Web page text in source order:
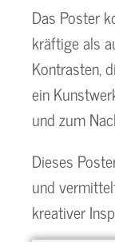
Das Poster
kräftige als
Kontrasten,
ein
und zum
Dieses
und
kreativer